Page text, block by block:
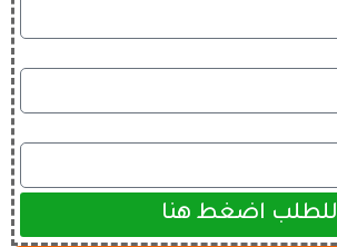
للطلب اضغط هنا